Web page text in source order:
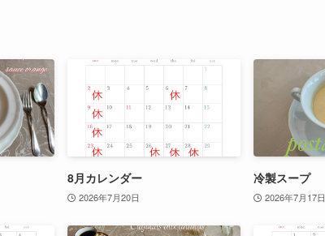
8月カレンダー
2026年7月20日
冷製スープ
2026年7月17日